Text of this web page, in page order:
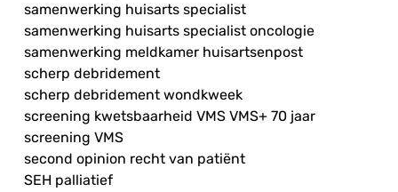
samenwerking huisarts specialist
samenwerking huisarts specialist oncologie
samenwerking meldkamer huisartsenpost
scherp debridement
scherp debridement wondkweek
screening kwetsbaarheid VMS VMS+ 70 jaar
screening VMS
second opinion recht van patiënt
SEH palliatief